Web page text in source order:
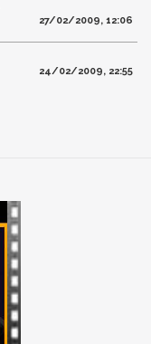
27/02/2009, 12:06
24/02/2009, 22:55